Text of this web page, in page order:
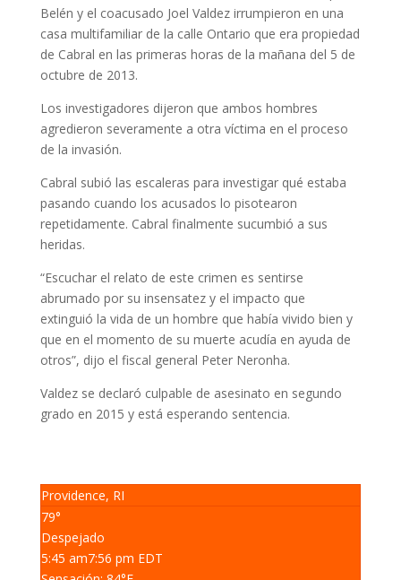
Belén y el coacusado Joel Valdez irrumpieron en una
casa multifamiliar de la calle Ontario que era propiedad
de Cabral en las primeras horas de la mañana del 5 de
octubre de 2013.
Los investigadores dijeron que ambos hombres
agredieron severamente a otra víctima en el proceso
de la invasión.
Cabral subió las escaleras para investigar qué estaba
pasando cuando los acusados lo pisotearon
repetidamente. Cabral finalmente sucumbió a sus
heridas.
“Escuchar el relato de este crimen es sentirse
abrumado por su insensatez y el impacto que
extinguió la vida de un hombre que había vivido bien y
que en el momento de su muerte acudía en ayuda de
otros”, dijo el fiscal general Peter Neronha.
Valdez se declaró culpable de asesinato en segundo
grado en 2015 y está esperando sentencia.
Providence, RI
79°
Despejado
5:45 am7:56 pm EDT